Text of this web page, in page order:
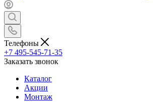
Телефоны
+7 495-545-71-35
Заказать звонок
Каталог
Акции
Монтаж